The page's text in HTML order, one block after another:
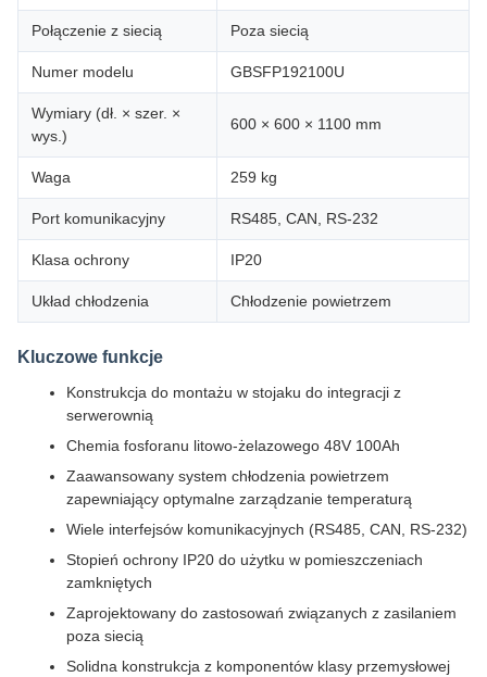
Połączenie z siecią Poza siecią
Numer modelu GBSFP192100U
Wymiary (dł. × szer. ×
wys.)
600 × 600 × 1100 mm
Waga 259 kg
Port komunikacyjny RS485, CAN, RS-232
Klasa ochrony IP20
Układ chłodzenia Chłodzenie powietrzem
Kluczowe funkcje
Konstrukcja do montażu w stojaku do integracji z
serwerownią
Chemia fosforanu litowo-żelazowego 48V 100Ah
Zaawansowany system chłodzenia powietrzem
zapewniający optymalne zarządzanie temperaturą
Wiele interfejsów komunikacyjnych (RS485, CAN, RS-232)
Stopień ochrony IP20 do użytku w pomieszczeniach
zamkniętych
Zaprojektowany do zastosowań związanych z zasilaniem
poza siecią
Solidna konstrukcja z komponentów klasy przemysłowej